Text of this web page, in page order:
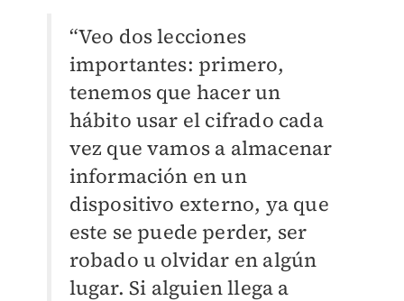
“Veo dos lecciones
importantes: primero,
tenemos que hacer un
hábito usar el cifrado cada
vez que vamos a almacenar
información en un
dispositivo externo, ya que
este se puede perder, ser
robado u olvidar en algún
lugar. Si alguien llega a